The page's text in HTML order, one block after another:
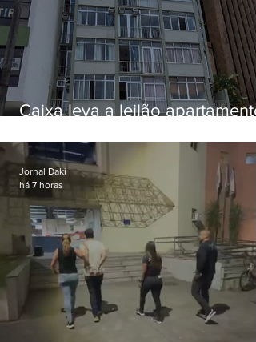
Caixa leva a leilão apartamento
Botafogo
Jornal Daki
há 7 horas